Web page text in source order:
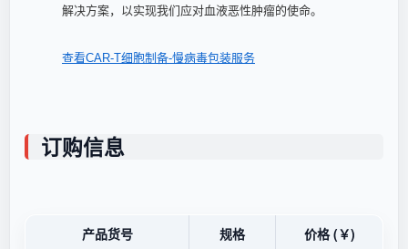
解决方案，以实现我们应对血液恶性肿瘤的使命。
查看CAR-T细胞制备-慢病毒包装服务
订购信息
产品货号 规格 价格 (￥)